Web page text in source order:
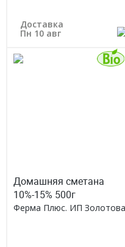
Доставка
Пн 10 авг
Домашняя сметана
10%-15% 500г
Ферма Плюс. ИП Золотова